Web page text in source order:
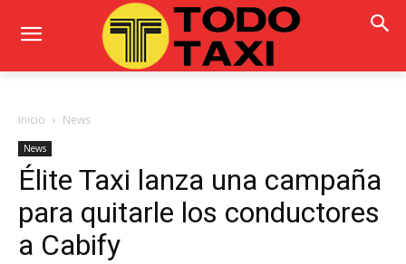
Inicio News
News
Élite Taxi lanza una campaña
para quitarle los conductores
a Cabify